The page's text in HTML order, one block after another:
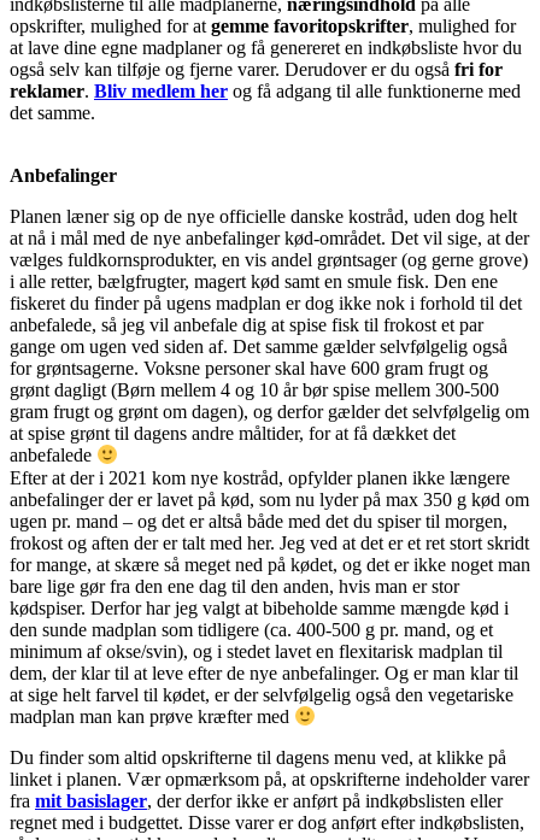
indkøbslisterne til alle madplanerne, næringsindhold på alle
opskrifter, mulighed for atgemme favoritopskrifter, mulighed for
at lave dine egne madplaner og få genereret en indkøbsliste hvor du
også selv kan tilføje og fjerne varer. Derudover er du også fri for
reklamer. Bliv medlem her og få adgang til alle funktionerne med
det samme.
Anbefalinger
Planen læner sig op de nye officielle danske kostråd, uden dog helt
at nå i mål med de nye anbefalinger kød-området. Det vil sige, at der
vælges fuldkornsprodukter, en vis andel grøntsager (og gerne grove)
i alle retter, bælgfrugter, magert kød samt en smule fisk. Den ene
fiskeret du finder på ugens madplan er dog ikke nok i forhold til det
anbefalede, så jeg vil anbefale dig at spise fisk til frokost et par
gange om ugen ved siden af. Det samme gælder selvfølgelig også
for grøntsagerne. Voksne personer skal have 600 gram frugt og
grønt dagligt (Børn mellem 4 og 10 år bør spise mellem 300-500
gram frugt og grønt om dagen), og derfor gælder det selvfølgelig om
at spise grønt til dagens andre måltider, for at få dækket det
anbefalede
Efter at der i 2021 kom nye kostråd, opfylder planen ikke længere
anbefalinger der er lavet på kød, som nu lyder på max 350 g kød om
ugen pr. mand – og det er altså både med det du spiser til morgen,
frokost og aften der er talt med her. Jeg ved at det er et ret stort skridt
for mange, at skære så meget ned på kødet, og det er ikke noget man
bare lige gør fra den ene dag til den anden, hvis man er stor
kødspiser. Derfor har jeg valgt at bibeholde samme mængde kød i
den sunde madplan som tidligere (ca. 400-500 g pr. mand, og et
minimum af okse/svin), og i stedet lavet en flexitarisk madplan til
dem, der klar til at leve efter de nye anbefalinger. Og er man klar til
at sige helt farvel til kødet, er der selvfølgelig også den vegetariske
madplan man kan prøve kræfter med
Du finder som altid opskrifterne til dagens menu ved, at klikke på
linket i planen. Vær opmærksom på, at opskrifterne indeholder varer
fra mit basislager, der derfor ikke er anført på indkøbslisten eller
regnet med i budgettet. Disse varer er dog anført efter indkøbslisten,